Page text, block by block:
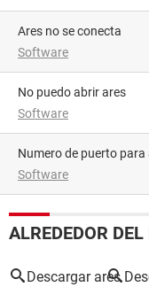
Ares no se conecta
Software
no puedo abrir ares
Software
numero de puerto para
Software
ALREDEDOR
Descargar ares